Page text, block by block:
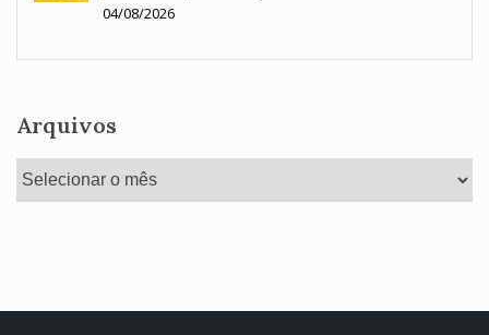
04/08/2026
Arquivos
Arquivos